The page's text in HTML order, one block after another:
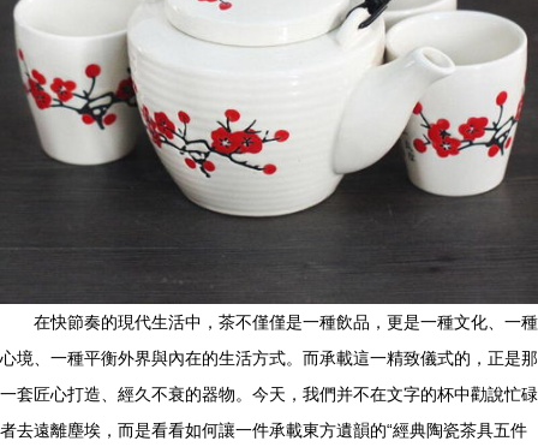
在快節奏的現代生活中，茶不僅僅是一種飲品，更是一種文化、一種
心境、一種平衡外界與內在的生活方式。而承載這一精致儀式的，正是那
一套匠心打造、經久不衰的器物。今天，我們并不在文字的杯中勸說忙碌
者去遠離塵埃，而是看看如何讓一件承載東方遺韻的“經典陶瓷茶具五件